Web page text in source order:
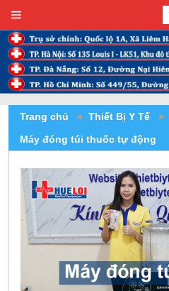
Trang chủ » Thiết Bị Y Tế »
Máy đóng túi thuốc tự động